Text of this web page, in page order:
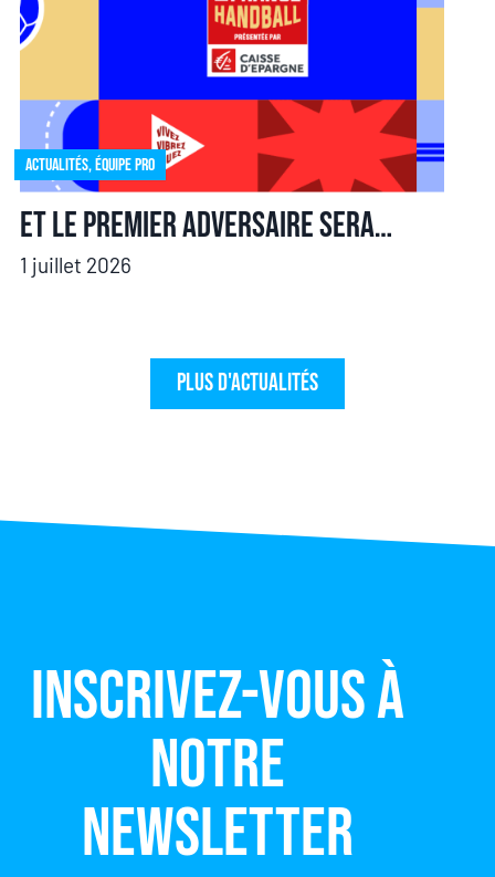
Actualités,Équipe pro
Et le premier adversaire sera…
1 juillet 2026
Plus d'actualités
Inscrivez-vous à
notre
newsletter